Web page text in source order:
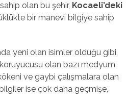
olan bu şehir, Kocaeli’deki
bir manevi bilgiye sahip
yeni olan isimler olduğu gibi,
olan bazı medyum
ve gaybi çalışmalara olan
ise çok daha geçmişe,